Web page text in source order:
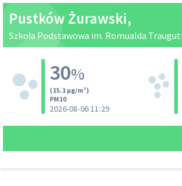
Pustków Żurawski,
Szkoła Podstawowa im. Romualda
30%
(15.1 µg/m³)
PM10
2026-08-06 11:29